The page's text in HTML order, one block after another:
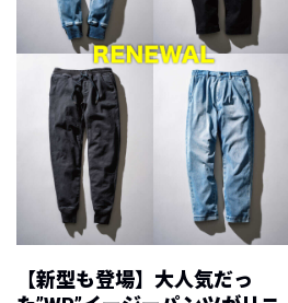
【新型も登場】大人気だっ